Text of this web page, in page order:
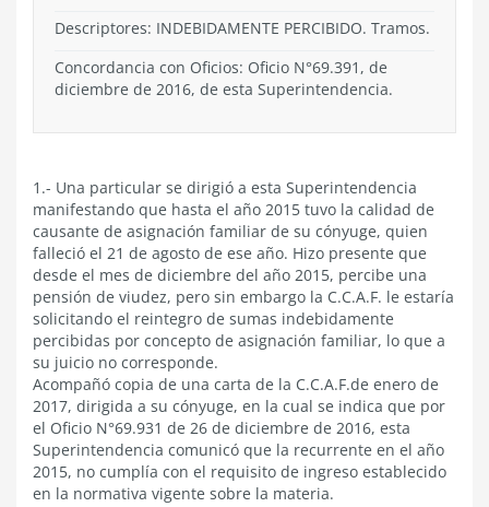
Descriptores: INDEBIDAMENTE PERCIBIDO. Tramos.
Concordancia con Oficios: Oficio N°69.391, de
diciembre de 2016, de esta Superintendencia.
1.- Una particular se dirigió a esta Superintendencia
manifestando que hasta el año 2015 tuvo la calidad de
causante de asignación familiar de su cónyuge, quien
falleció el 21 de agosto de ese año. Hizo presente que
desde el mes de diciembre del año 2015, percibe una
pensión de viudez, pero sin embargo la C.C.A.F. le estaría
solicitando el reintegro de sumas indebidamente
percibidas por concepto de asignación familiar, lo que a
su juicio no corresponde.
Acompañó copia de una carta de la C.C.A.F.de enero de
2017, dirigida a su cónyuge, en la cual se indica que por
el Oficio N°69.931 de 26 de diciembre de 2016, esta
Superintendencia comunicó que la recurrente en el año
2015, no cumplía con el requisito de ingreso establecido
en la normativa vigente sobre la materia.